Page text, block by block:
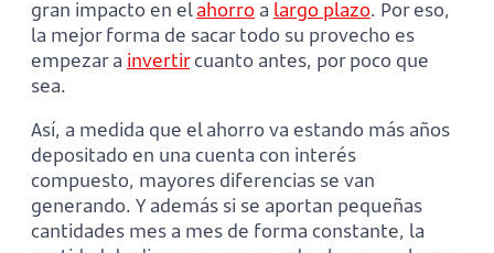
gran impacto en elahorro a largo plazo. Por eso,
la mejor forma de sacar todo su provecho es
empezar a invertircuanto antes, por poco que
sea.
Así, a medida que el ahorro va estando más años
depositado en una cuenta con interés
compuesto, mayores diferencias se van
generando. Y además si se aportan pequeñas
cantidades mes a mes de forma constante, la